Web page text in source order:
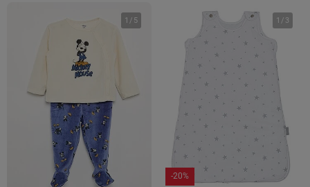
1 / 5 1 / 3
-20%